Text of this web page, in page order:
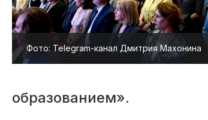
Фото: Telegram-канал Дмитрия Махонина
образованием».